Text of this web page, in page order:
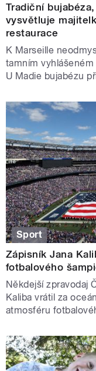
Tradiční
vysvětluje
restaurace
K Marseille
tamním
U Madie bujabézu
Sport
Zápisník Jana
fotbalového
Někdejší zpravodaj
Kaliba vrátil za
atmosféru